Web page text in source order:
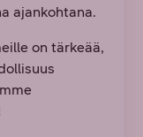
ajankohtana.
on tärkeää,